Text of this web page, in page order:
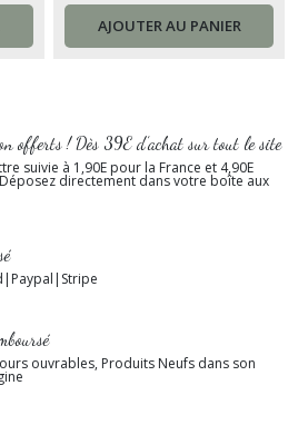
main France
AJOUTER AU PANIER
offerts ! Dès 39E d’achat sur tout le site
suivie à 1,90E pour la France et 4,90E
directement dans votre boîte aux
ouvrables, Produits Neufs dans son